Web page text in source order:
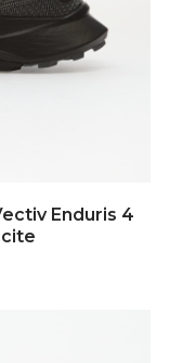
Enduris 4